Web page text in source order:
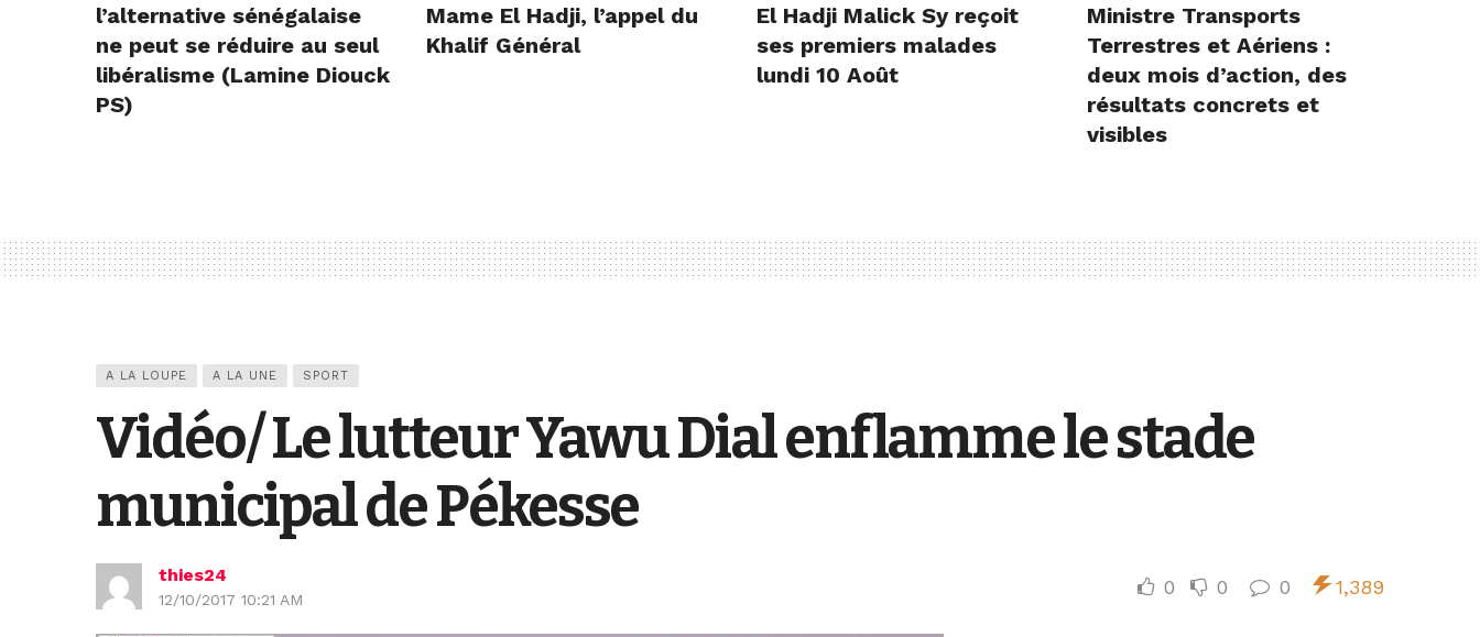
l’alternative sénégalaise
ne peut se réduire au seul
libéralisme (Lamine Diouck
PS)
Mame El Hadji, l’appel du
Khalif Général
El Hadji Malick Sy reçoit
ses premiers malades
lundi 10 Août
Ministre Transports
Terrestres et Aériens :
deux mois d’action, des
résultats concrets et
visibles
A LA LOUPE A LA UNE SPORT
Vidéo/ Le lutteur Yawu Dial enflamme le stade
municipal de Pékesse
thies24
12/10/2017 10:21 AM
0 0 0 1,389